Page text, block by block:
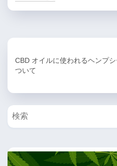
CBD オイルに使われるヘンプ
ついて